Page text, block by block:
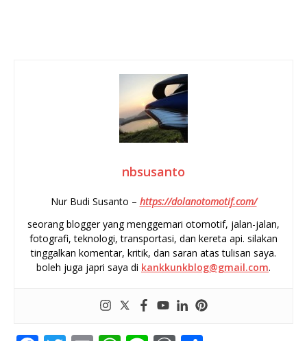
nbsusanto
Nur Budi Susanto – https://dolanotomotif.com/
seorang blogger yang menggemari otomotif, jalan-jalan,
fotografi, teknologi, transportasi, dan kereta api. silakan
tinggalkan komentar, kritik, dan saran atas tulisan saya.
boleh juga japri saya di kankkunkblog@gmail.com.